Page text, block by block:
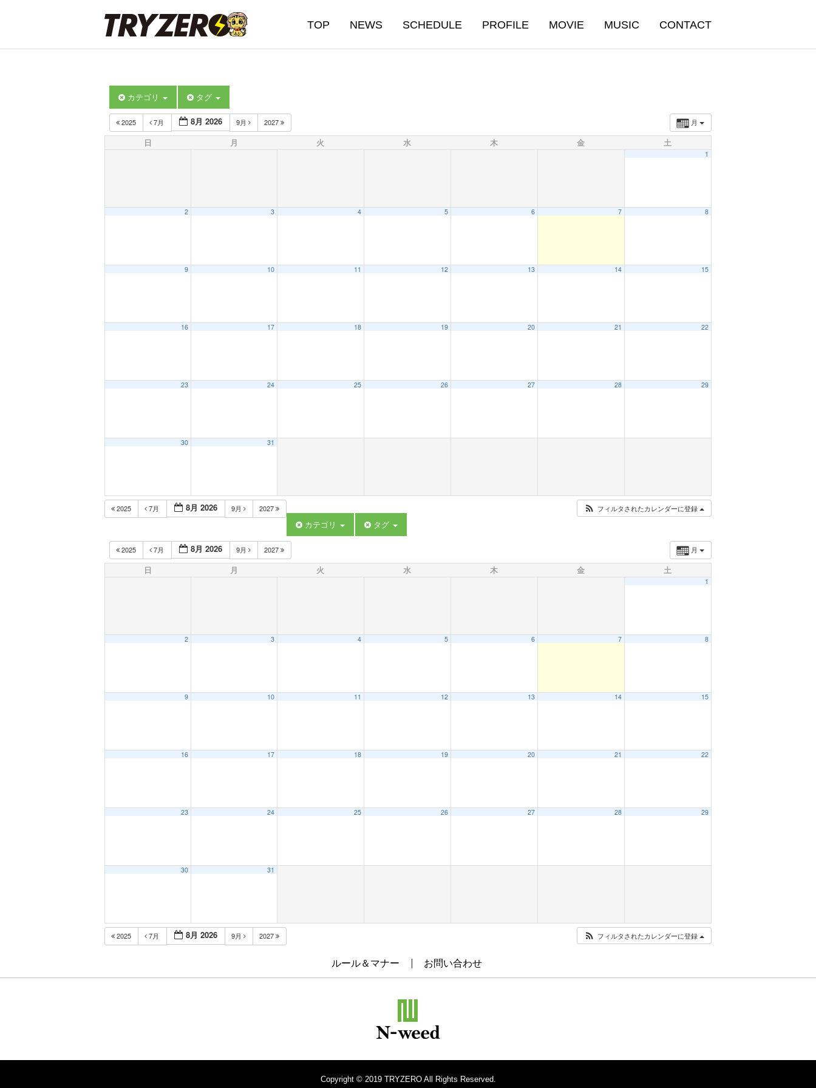
TOP NEWS SCHEDULE PROFILE MOVIE MUSIC CONTACT
カテゴリ タグ
月
2025 7月 8月 2026 9月 2027
日 月 火 水 木 金 土
1
2 3 4 5 6 7 8
9 10 11 12 13 14 15
16 17 18 19 20 21 22
23 24 25 26 27 28 29
30 31
2025 7月 8月 2026 9月 2027 フィルタされたカレンダーに登録
カテゴリ タグ
月
2025 7月 8月 2026 9月 2027
日 月 火 水 木 金 土
1
2 3 4 5 6 7 8
9 10 11 12 13 14 15
16 17 18 19 20 21 22
23 24 25 26 27 28 29
30 31
2025 7月 8月 2026 9月 2027 フィルタされたカレンダーに登録
ルール＆マナー お問い合わせ
Copyright © 2019 TRYZERO All Rights Reserved.